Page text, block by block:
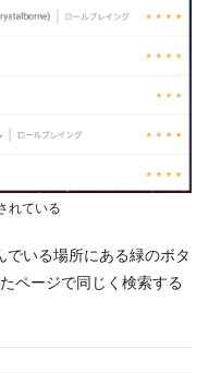
れている
いる場所にある緑のボタ
ページで同じく検索する